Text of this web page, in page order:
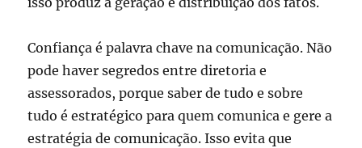
Confiança é palavra chave na comunicação. Não
pode haver segredos entre diretoria e
assessorados, porque saber de tudo e sobre
tudo é estratégico para quem comunica e gere a
estratégia de comunicação. Isso evita que